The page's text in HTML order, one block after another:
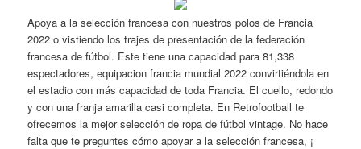
Apoya a la selección francesa con nuestros polos de Francia
2022 o vistiendo los trajes de presentación de la federación
francesa de fútbol. Este tiene una capacidad para 81,338
espectadores, equipacion francia mundial 2022 convirtiéndola en
el estadio con más capacidad de toda Francia. El cuello, redondo
y con una franja amarilla casi completa. En Retrofootball te
ofrecemos la mejor selección de ropa de fútbol vintage. No hace
falta que te preguntes cómo apoyar a la selección francesa, ¡